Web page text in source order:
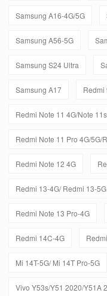
Samsung A16-4G/5G
Samsung A56-5G
Samsung S24 Ultra
Samsung A17 Redmi
Redmi Note 11 4G/Note
Redmi Note 11 Pro 4G/5G/
Redmi Note 12 4G
Redmi 13-4G/ Redmi 13-5G
Redmi Note 13 Pro-4G
Redmi 14C-4G
Mi 14T-5G/ Mi 14T Pro-5G
Vivo Y53s/Y51 2020/Y51A